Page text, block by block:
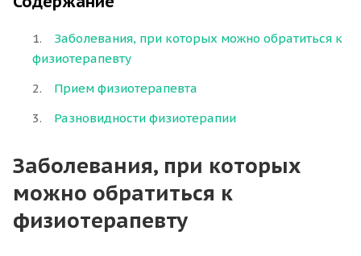
Заболевания, при которых можно обратиться к
физиотерапевту
Прием физиотерапевта
Разновидности физиотерапии
Заболевания, при которых
можно обратиться к
физиотерапевту